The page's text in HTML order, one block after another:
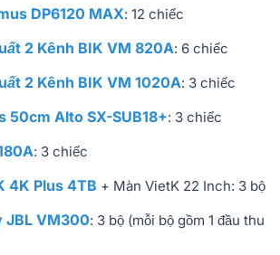
DP6120 MAX: 12 chiếc
2 Kênh BIK VM 820A: 6 chiếc
2 Kênh BIK VM 1020A: 3 chiếc
50cm Alto SX-SUB18+: 3 chiếc
: 3 chiếc
4K Plus 4TB + Màn VietK 22 Inch: 3 bộ
JBL VM300: 3 bộ (mỗi bộ gồm 1 đầu thu